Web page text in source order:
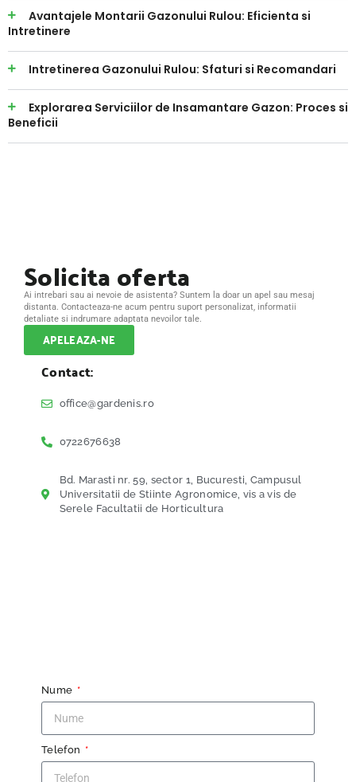
Avantajele Montarii Gazonului Rulou: Eficienta si
Intretinere
Intretinerea Gazonului Rulou: Sfaturi si Recomandari
Explorarea Serviciilor de Insamantare Gazon: Proces si
Beneficii
Solicita oferta
Ai intrebari sau ai nevoie de asistenta? Suntem la doar un apel sau mesaj
distanta. Contacteaza-ne acum pentru suport personalizat, informatii
detaliate si indrumare adaptata nevoilor tale.
APELEAZA-NE
Contact:
office@gardenis.ro
0722676638
Bd. Marasti nr. 59, sector 1, Bucuresti, Campusul
Universitatii de Stiinte Agronomice, vis a vis de
Serele Facultatii de Horticultura
Nume
Telefon